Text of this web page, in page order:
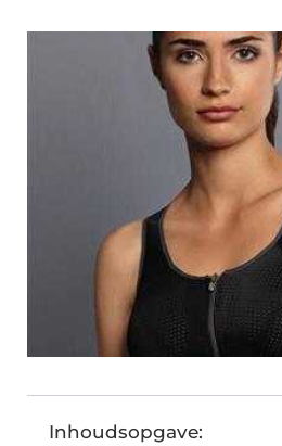
Inhoudsopgave: